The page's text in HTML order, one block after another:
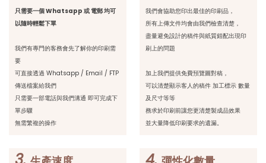
只需要一個 Whatsapp 或 電郵 均可
以隨時輕鬆下單
我們有專門的客務會先了解你的印刷需
要
可直接透過 Whatsapp / Email / FTP
傳送檔案給我們
只需要一部電話與我們溝通 即可完成下
單步驟
無需繁複的操作
我們會協助您印出最佳的印刷品，
所有上傳文件均會由我們檢查清楚，
盡量避免設計的稿件與紙質錯配出現印
刷上的問題
加上我們提供免費預覽圖對稿，
可以清楚顯示客人的稿件 加工標示 數量
及尺寸等等
務求於印刷前讓您更清楚製成品效果
並大量降低印刷要求的遺漏。